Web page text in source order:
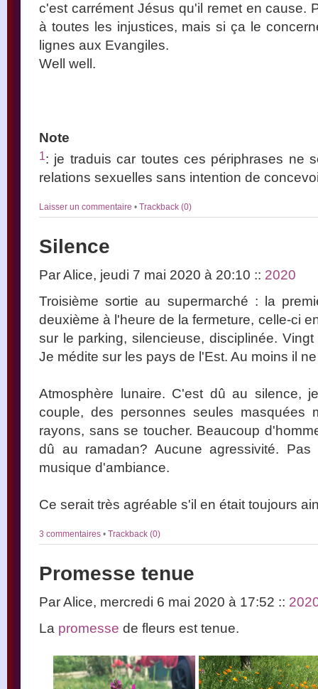
c'est carrément Jésus qu'il remet en cause.
à toutes les injustices, mais si ça le
lignes aux Evangiles.
Well well.
Note
1: je traduis car toutes ces périphrases ne
relations sexuelles sans intention de
Laisser un commentaire • Trackback (0)
Silence
Par Alice, jeudi 7 mai 2020 à 20:10 :: 2020
Troisième sortie au supermarché : la
deuxième à l'heure de la fermeture, celle-ci
sur le parking, silencieuse, disciplinée.
Je médite sur les pays de l'Est. Au moins il
Atmosphère lunaire. C'est dû au silence,
couple, des personnes seules masquées
rayons, sans se toucher. Beaucoup
dû au ramadan? Aucune agressivité.
musique d'ambiance.
Ce serait très agréable s'il en était toujours
3 commentaires • Trackback (0)
Promesse tenue
Par Alice, mercredi 6 mai 2020 à 17:52 ::
La promesse de fleurs est tenue.